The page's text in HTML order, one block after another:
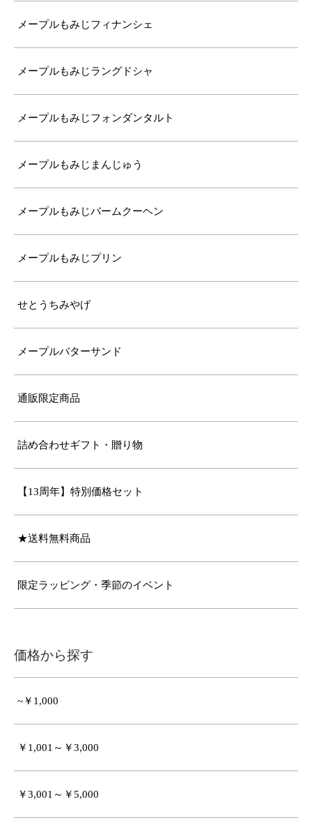
メープルもみじフィナンシェ
メープルもみじラングドシャ
メープルもみじフォンダンタルト
メープルもみじまんじゅう
メープルもみじバームクーヘン
メープルもみじプリン
せとうちみやげ
メープルバターサンド
通販限定商品
詰め合わせギフト・贈り物
【13周年】特別価格セット
★送料無料商品
限定ラッピング・季節のイベント
価格から探す
~￥1,000
￥1,001～￥3,000
￥3,001～￥5,000